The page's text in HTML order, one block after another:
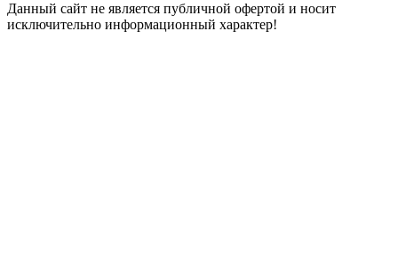
Данный сайт не является публичной офертой и носит
исключительно информационный характер!